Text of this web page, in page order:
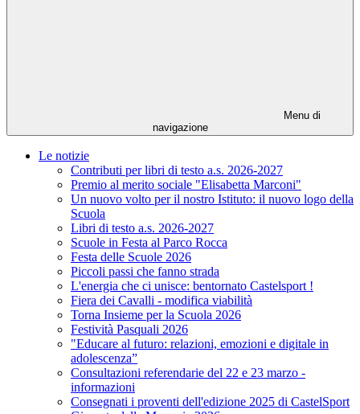
Menu di
navigazione
Le notizie
Contributi per libri di testo a.s. 2026-2027
Premio al merito sociale "Elisabetta Marconi"
Un nuovo volto per il nostro Istituto: il nuovo logo della
Scuola
Libri di testo a.s. 2026-2027
Scuole in Festa al Parco Rocca
Festa delle Scuole 2026
Piccoli passi che fanno strada
L'energia che ci unisce: bentornato Castelsport !
Fiera dei Cavalli - modifica viabilità
Torna Insieme per la Scuola 2026
Festività Pasquali 2026
"Educare al futuro: relazioni, emozioni e digitale in
adolescenza”
Consultazioni referendarie del 22 e 23 marzo -
informazioni
Consegnati i proventi dell'edizione 2025 di CastelSport